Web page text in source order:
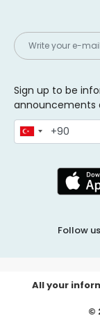
Sign up to be
announcements
Follow us
All your
©